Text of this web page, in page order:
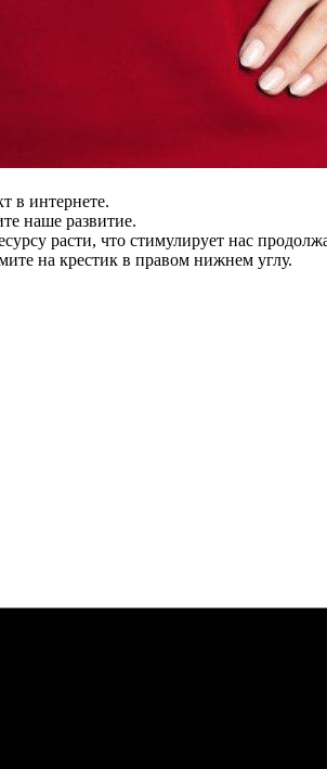
в интернете.
наше развитие.
расти, что стимулирует нас
на крестик в правом нижнем углу.